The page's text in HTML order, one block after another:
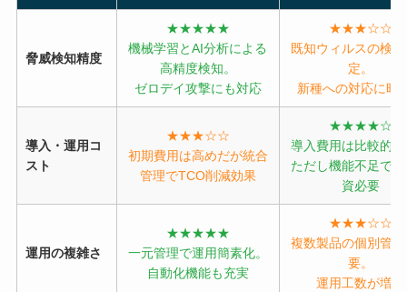
脅威検知精度
★★★★★
機械学習とAI分析による
高精度検知。
ゼロデイ攻撃にも対応
★★★☆☆
既知ウィルスの検
定。
新種への対応に時
導入・運用コ
スト
★★★☆☆
初期費用は高めだが統合
管理でTCO削減効果
★★★★☆
導入費用は比較的
ただし機能不足で
資必要
運用の複雑さ
★★★★★
一元管理で運用簡素化。
自動化機能も充実
★★★☆☆
複数製品の個別管
要。
運用工数が増大